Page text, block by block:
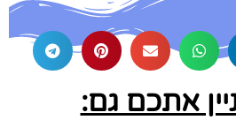
אתכם גם: